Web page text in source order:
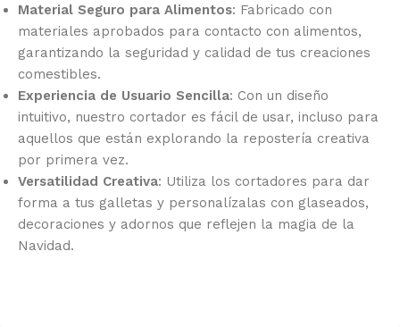
Material Seguro para Alimentos: Fabricado con
materiales aprobados para contacto con alimentos,
garantizando la seguridad y calidad de tus creaciones
comestibles.
Experiencia de Usuario Sencilla: Con un diseño
intuitivo, nuestro cortador es fácil de usar, incluso para
aquellos que están explorando la repostería creativa
por primera vez.
Versatilidad Creativa: Utiliza los cortadores para dar
forma a tus galletas y personalízalas con glaseados,
decoraciones y adornos que reflejen la magia de la
Navidad.